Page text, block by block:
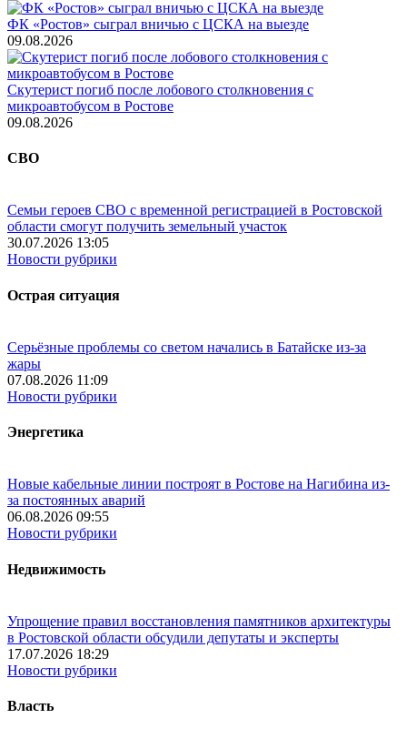
ФК «Ростов» сыграл вничью с ЦСКА на выезде
09.08.2026
Скутерист погиб после лобового столкновения с
микроавтобусом в Ростове
09.08.2026
СВО
Семьи героев СВО с временной регистрацией в Ростовской
области смогут получить земельный участок
30.07.2026 13:05
Новости рубрики
Острая ситуация
Серьёзные проблемы со светом начались в Батайске из-за
жары
07.08.2026 11:09
Новости рубрики
Энергетика
Новые кабельные линии построят в Ростове на Нагибина из-
за постоянных аварий
06.08.2026 09:55
Новости рубрики
Недвижимость
Упрощение правил восстановления памятников архитектуры
в Ростовской области обсудили депутаты и эксперты
17.07.2026 18:29
Новости рубрики
Власть